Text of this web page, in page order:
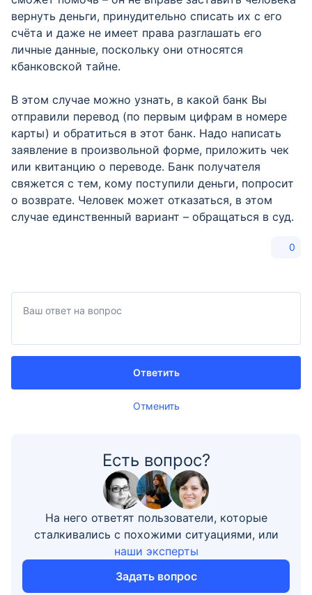
вернуть деньги, принудительно списать их с его
счёта и даже не имеет права разглашать его
личные данные, поскольку они относятся
кбанковской тайне.
В этом случае можно узнать, в какой банк Вы
отправили перевод (по первым цифрам в номере
карты) и обратиться в этот банк. Надо написать
заявление в произвольной форме, приложить чек
или квитанцию о переводе. Банк получателя
свяжется с тем, кому поступили деньги, попросит
о возврате. Человек может отказаться, в этом
случае единственный вариант – обращаться в суд.
0
Отменить
Ответить
Есть вопрос?
На него ответят пользователи, которые
сталкивались с похожими ситуациями, или
наши эксперты
Задать вопрос